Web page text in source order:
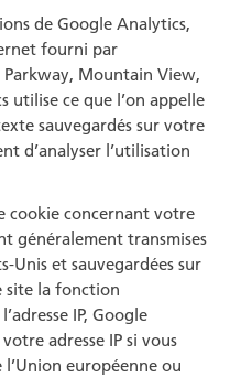
de Google Analytics,
fourni par
Mountain View,
utilise ce que l’on appelle
sauvegardés sur votre
d’analyser l’utilisation
cookie concernant votre
généralement transmises
Unis et sauvegardées sur
site la fonction
IP, Google
adresse IP si vous
européenne ou